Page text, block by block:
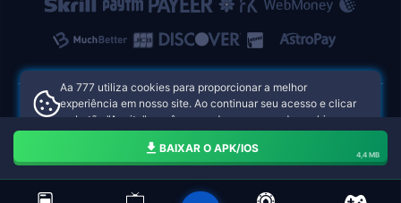
BAIXAR O APK/IOS
4,4 MB
Aa 777 utiliza cookies para proporcionar a melhor
experiência em nosso site. Ao continuar seu acesso e clicar
no botão "Aceito", você concorda com o uso de cookies.